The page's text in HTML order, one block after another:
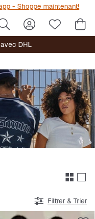
- Shoppe maintenant!
DHL
Filtrer & Trier